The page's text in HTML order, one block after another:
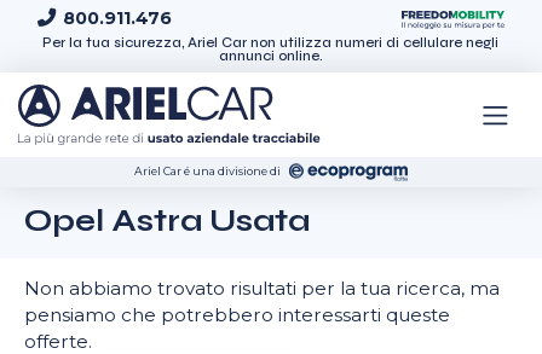
Skip to content
800.911.476
Per la tua sicurezza, Ariel Car non utilizza numeri di cellulare negli
annunci online.
Ariel Car é una divisione di
Opel Astra Usata
Non abbiamo trovato risultati per la tua ricerca, ma
pensiamo che potrebbero interessarti queste
offerte.